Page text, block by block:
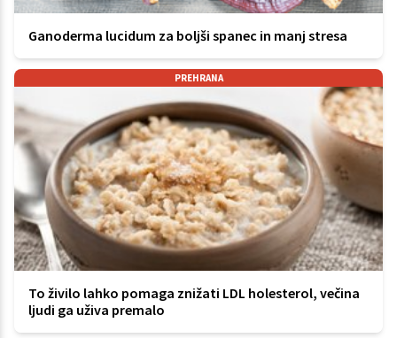
Ganoderma lucidum za boljši spanec in manj stresa
PREHRANA
To živilo lahko pomaga znižati LDL holesterol, večina
ljudi ga uživa premalo